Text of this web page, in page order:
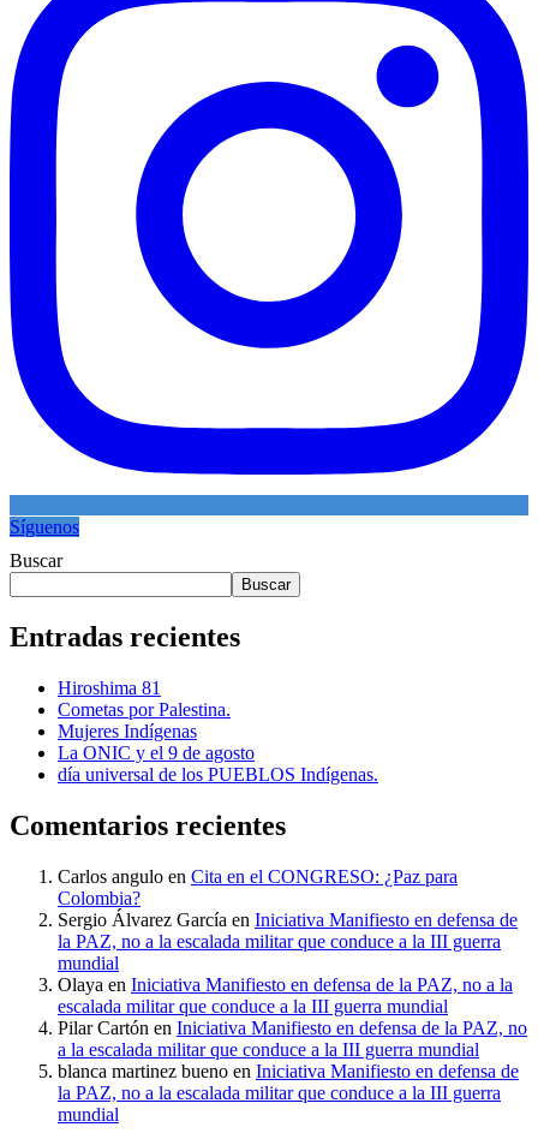
Síguenos
Buscar
Buscar
Entradas recientes
Hiroshima 81
Cometas por Palestina.
Mujeres Indígenas
La ONIC y el 9 de agosto
día universal de los PUEBLOS Indígenas.
Comentarios recientes
Carlos angulo en Cita en el CONGRESO: ¿Paz para
Colombia?
Sergio Álvarez García en Iniciativa Manifiesto en defensa de
la PAZ, no a la escalada militar que conduce a la III guerra
mundial
Olaya en Iniciativa Manifiesto en defensa de la PAZ, no a la
escalada militar que conduce a la III guerra mundial
Pilar Cartón en Iniciativa Manifiesto en defensa de la PAZ, no
a la escalada militar que conduce a la III guerra mundial
blanca martinez bueno en Iniciativa Manifiesto en defensa de
la PAZ, no a la escalada militar que conduce a la III guerra
mundial